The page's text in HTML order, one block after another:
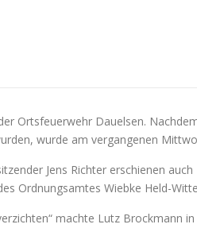
Ortsfeuerwehr Dauelsen.
wurde am vergangenen
Jens Richter erschienen
Ordnungsamtes Wiebke Held-
machte Lutz Brockmann